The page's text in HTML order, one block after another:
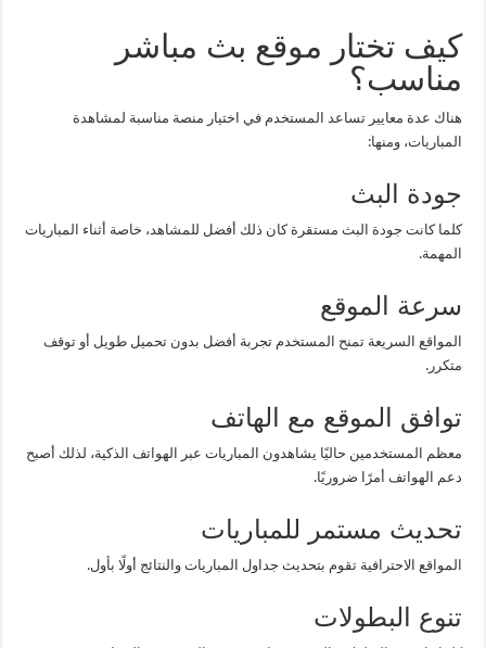
كيف تختار موقع بث مباشر
مناسب؟
هناك عدة معايير تساعد المستخدم في اختيار منصة مناسبة لمشاهدة
المباريات، ومنها:
جودة البث
كلما كانت جودة البث مستقرة كان ذلك أفضل للمشاهد، خاصة أثناء المباريات
المهمة.
سرعة الموقع
المواقع السريعة تمنح المستخدم تجربة أفضل بدون تحميل طويل أو توقف
متكرر.
توافق الموقع مع الهاتف
معظم المستخدمين حاليًا يشاهدون المباريات عبر الهواتف الذكية، لذلك أصبح
دعم الهواتف أمرًا ضروريًا.
تحديث مستمر للمباريات
المواقع الاحترافية تقوم بتحديث جداول المباريات والنتائج أولًا بأول.
تنوع البطولات